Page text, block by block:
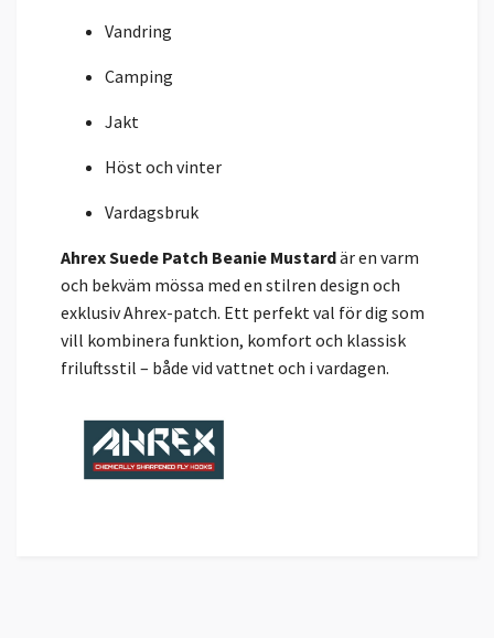
Vandring
Camping
Jakt
Höst och vinter
Vardagsbruk
Ahrex Suede Patch Beanie Mustardär en varm
och bekväm mössa med en stilren design och
exklusiv Ahrex-patch. Ett perfekt val för dig som
vill kombinera funktion, komfort och klassisk
friluftsstil – både vid vattnet och i vardagen.